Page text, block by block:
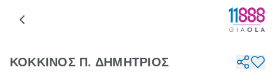
ΚΟΚΚΙΝΟΣ Π. ΔΗΜΗΤΡΙΟΣ